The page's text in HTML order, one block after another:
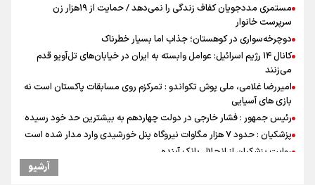
مستمری مددجویان کفاف زندگی را نمی‌دهد / حمایت از ۱۹هزار زن‌
سرپرست خانوار
دوچرخه‌سواری در کوهستان؛ جذاب اما بسیار خطرناک
کانال ۱۴ رژیم اسرائیل: عوامل وابسته به ایران در خیابان‌های تل‌آویو قدم
می‌زنند
امیررضا غلامی، ملی پوش تکواندو : تمرکزم روی مسابقات پاکستان است نه
بازی های آسیایی
رئیس جمهور : فشار خارجی در دولت چهاردهم به بیشترین حد خود رسیده
پزشکیان : حدود ۷ هزار مگاوات نیروگاه پنل خورشیدی وارد مدار شده است
روایت پزشکیان از انحلال بانک آینده
رادین زینالی، ملی پوش تکواندو : قدم به قدم تلاش می کنم تا به طلایآرشیو